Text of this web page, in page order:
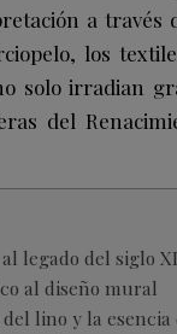
a través
los
solo irradian
del
legado del siglo
al diseño mural
lino y la esencia